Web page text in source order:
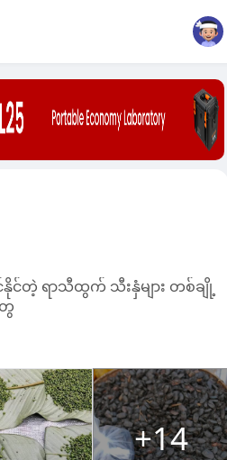
င်တဲ့ ရာသီထွက် သီးနှံများ တစ်ချို့
+14